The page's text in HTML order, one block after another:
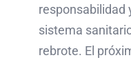
responsabilidad
sistema
rebrote. El